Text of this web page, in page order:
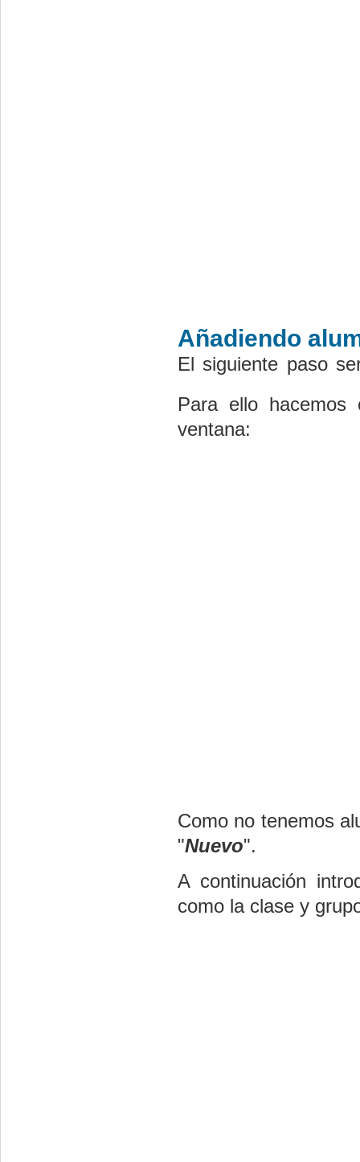
Añadiendo
El siguiente paso
Para ello
ventana:
Como no tenemos
"Nuevo".
A continuación
como la clase y